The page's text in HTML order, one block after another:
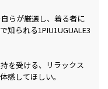
らが厳選し、着る者に
知られる1PIU1UGUALE3
を受ける、リラックス
感してほしい。